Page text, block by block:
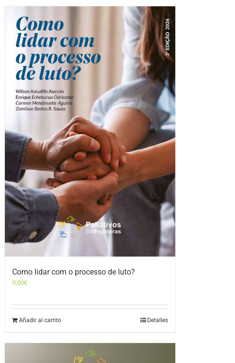
Como lidar com o processo de luto?
0,00€
Añadir al carrito Detalles